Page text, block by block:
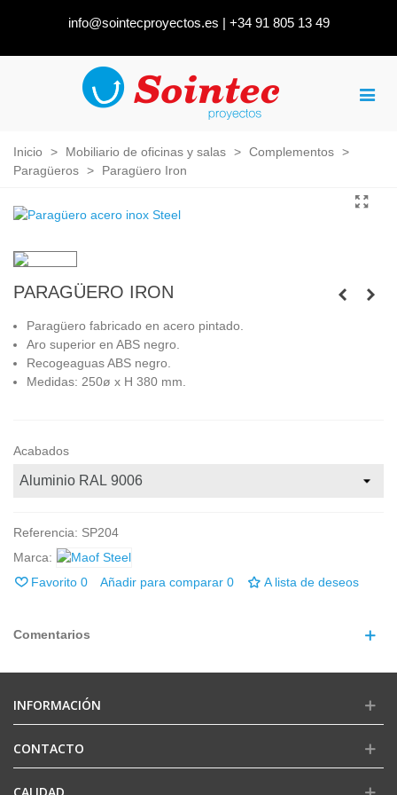
info@sointecproyectos.es | +34 91 805 13 49
Inicio > Mobiliario de oficinas y salas > Complementos >
Paragüeros > Paragüero Iron
PARAGÜERO IRON
Paragüero fabricado en acero pintado.
Aro superior en ABS negro.
Recogeaguas ABS negro.
Medidas: 250ø x H 380 mm.
Acabados
Referencia: SP204
Marca:
Favorito 0 Añadir para comparar 0 A lista de deseos
Comentarios
INFORMACIÓN
CONTACTO